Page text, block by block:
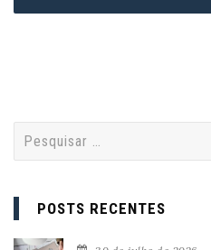
q
u
i
POSTS RECENTES